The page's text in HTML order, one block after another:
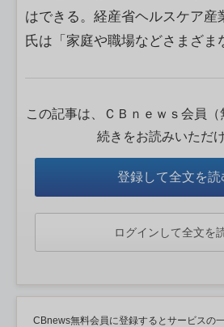
はできる。経産省ヘルスケア産
氏は「家庭や職場などさまざま
この記事は、ＣＢｎｅｗｓ会員（
続きをお読みいただ
登録して全文を読
ログインして全文を
CBnews無料会員に登録するとサービスの